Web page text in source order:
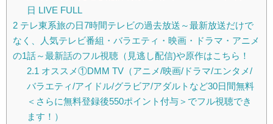
日 LIVE FULL
2 テレ東系旅の日7時間テレビの過去放送～最新放送だけで
なく、人気テレビ番組・バラエティ・映画・ドラマ・アニメ
の1話～最新話のフル視聴（見逃し配信)や原作はこちら！
2.1 オススメ①DMM TV（アニメ/映画/ドラマ/エンタメ/
バラエティ/アイドル/グラビア/アダルトなど30日間無料
＜さらに無料登録後550ポイント付与＞でフル視聴でき
ます！）